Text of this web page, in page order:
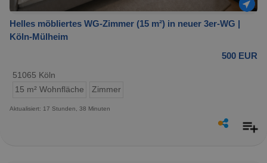
Helles möbliertes WG-Zimmer (15 m²) in neuer 3er-WG |
Köln-Mülheim
500 EUR
51065 Köln
15 m² Wohnfläche
Zimmer
Aktualisiert: 17 Stunden, 38 Minuten